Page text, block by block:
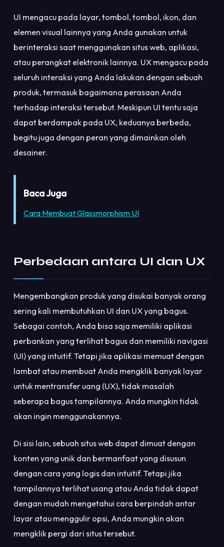
UI mengacu pada layar, tombol, tombol, ikon, dan
elemen visual lainnya yang Anda gunakan untuk
berinteraksi saat menggunakan situs web, aplikasi,
atau perangkat elektronik lainnya. UX mengacu pada
seluruh interaksi yang Anda lakukan dengan sebuah
produk, termasuk bagaimana perasaan Anda
terhadap interaksi tersebut. Meskipun UI tentu saja
dapat berdampak pada UX, keduanya berbeda,
begitu juga dengan peran yang dimainkan oleh
desainer.
Baca Juga
Cara Membuat Glassmorphism UI
Perbedaan antara UI dan UX
Mengembangkan produk yang disukai banyak orang
sering kali membutuhkan UI dan UX yang bagus.
Sebagai contoh, Anda bisa saja memiliki aplikasi
perbankan yang terlihat bagus dan memiliki navigasi
(UI) yang intuitif. Tetapi jika aplikasi memuat dengan
lambat atau membuat Anda mengklik banyak layar
untuk mentransfer uang (UX), tidak masalah
seberapa bagus tampilannya. Anda mungkin tidak
akan ingin menggunakannya.
Di sisi lain, sebuah situs web dapat dimuat dengan
konten yang unik dan bermanfaat yang disusun
dengan cara yang logis dan intuitif. Tetapi jika
tampilannya terlihat usang atau Anda tidak dapat
dengan mudah mengetahui cara berpindah antar
layar atau menggulir opsi, Anda mungkin akan
mengklik pergi dari situs tersebut.